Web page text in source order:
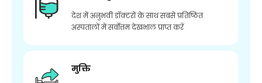
देश में अनुभवी डॉक्टरों के साथ सबसे प्रतिष्ठित
अस्पतालों में सर्वोत्तम देखभाल प्राप्त करें
मुक्ति